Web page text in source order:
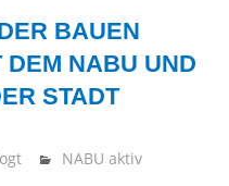
BAUEN
DEM NABU UND
STADT
NABU aktiv